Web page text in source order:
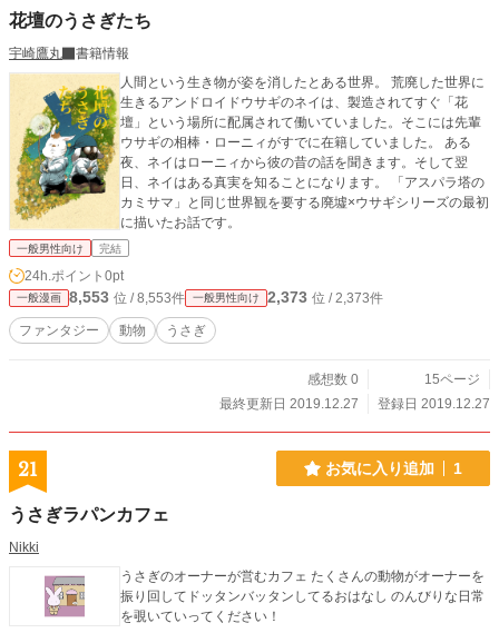
花壇のうさぎたち
宇崎鷹丸
書籍情報
人間という生き物が姿を消したとある世界。 荒廃した世界に
生きるアンドロイドウサギのネイは、製造されてすぐ「花
壇」という場所に配属されて働いていました。そこには先輩
ウサギの相棒・ローニィがすでに在籍していました。 ある
夜、ネイはローニィから彼の昔の話を聞きます。そして翌
日、ネイはある真実を知ることになります。 「アスパラ塔の
カミサマ」と同じ世界観を要する廃墟×ウサギシリーズの最初
に描いたお話です。
一般男性向け 完結
24h.ポイント 0pt
一般漫画 8,553 位 / 8,553件 一般男性向け 2,373 位 / 2,373件
ファンタジー 動物 うさぎ
感想数 0
15ページ
最終更新日 2019.12.27
登録日 2019.12.27
21 お気に入り追加 1
うさぎラパンカフェ
Nikki
うさぎのオーナーが営むカフェ たくさんの動物がオーナーを
振り回してドッタンバッタンしてるおはなし のんびりな日常
を覗いていってください！